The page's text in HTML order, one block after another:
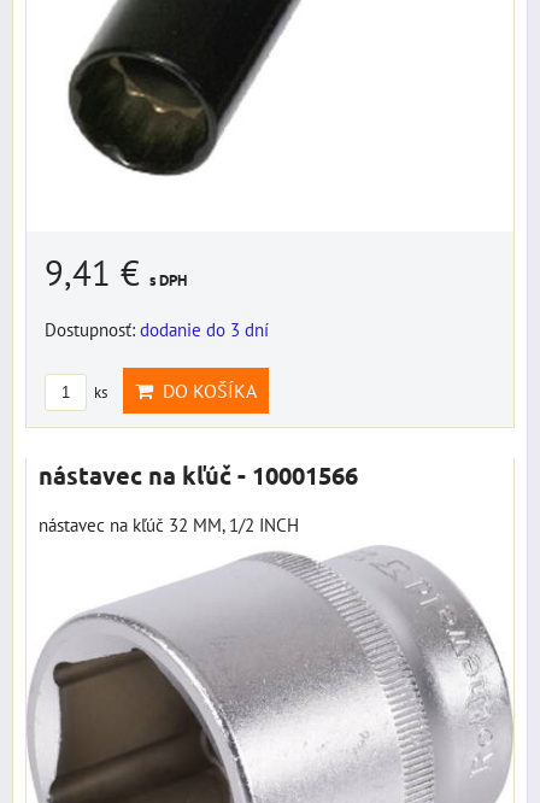
9,41 € s DPH
Dostupnosť: dodanie do 3 dní
ks DO KOŠÍKA
nástavec na kľúč - 10001566
nástavec na kľúč 32 MM, 1/2 INCH